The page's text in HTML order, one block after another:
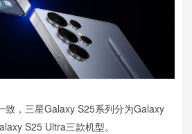
致，三星Galaxy S25系列分为Galaxy
S25 Ultra三款机型。